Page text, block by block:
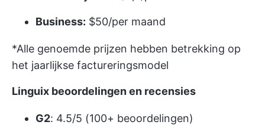
Business: $50/per maand
*Alle genoemde prijzen hebben betrekking op
het jaarlijkse factureringsmodel
Linguix beoordelingen en recensies
G2: 4.5/5 (100+ beoordelingen)